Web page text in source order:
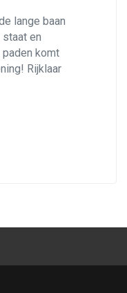
lange baan
en
komt
Rijklaar